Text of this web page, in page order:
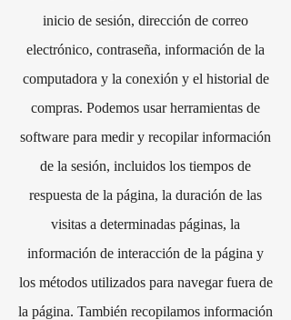
inicio de sesión, dirección de correo
electrónico, contraseña, información de la
computadora y la conexión y el historial de
compras. Podemos usar herramientas de
software para medir y recopilar información
de la sesión, incluidos los tiempos de
respuesta de la página, la duración de las
visitas a determinadas páginas, la
información de interacción de la página y
los métodos utilizados para navegar fuera de
la página. También recopilamos información